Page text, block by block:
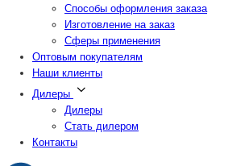
Способы оформления заказа
Изготовление на заказ
Сферы применения
Оптовым покупателям
Наши клиенты
Дилеры
Дилеры
Стать дилером
Контакты